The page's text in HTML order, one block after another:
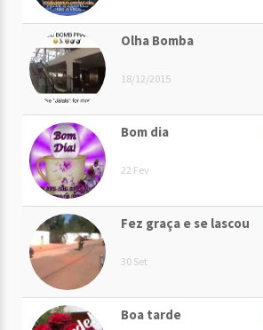
Olha Bomba
18/12/2015
Bom dia
22 Fev
Fez graça e se lascou
30 Set
Boa tarde